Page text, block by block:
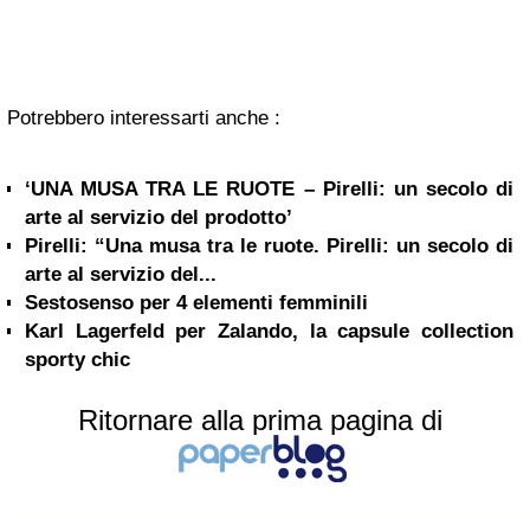
Potrebbero interessarti anche :
‘UNA MUSA TRA LE RUOTE – Pirelli: un secolo di
arte al servizio del prodotto’
Pirelli: “Una musa tra le ruote. Pirelli: un secolo di
arte al servizio del...
Sestosenso per 4 elementi femminili
Karl Lagerfeld per Zalando, la capsule collection
sporty chic
Ritornare alla prima pagina di